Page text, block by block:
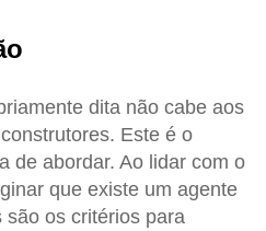
dita não cabe aos
Este é o
de abordar. Ao lidar com o
que existe um agente
os critérios para